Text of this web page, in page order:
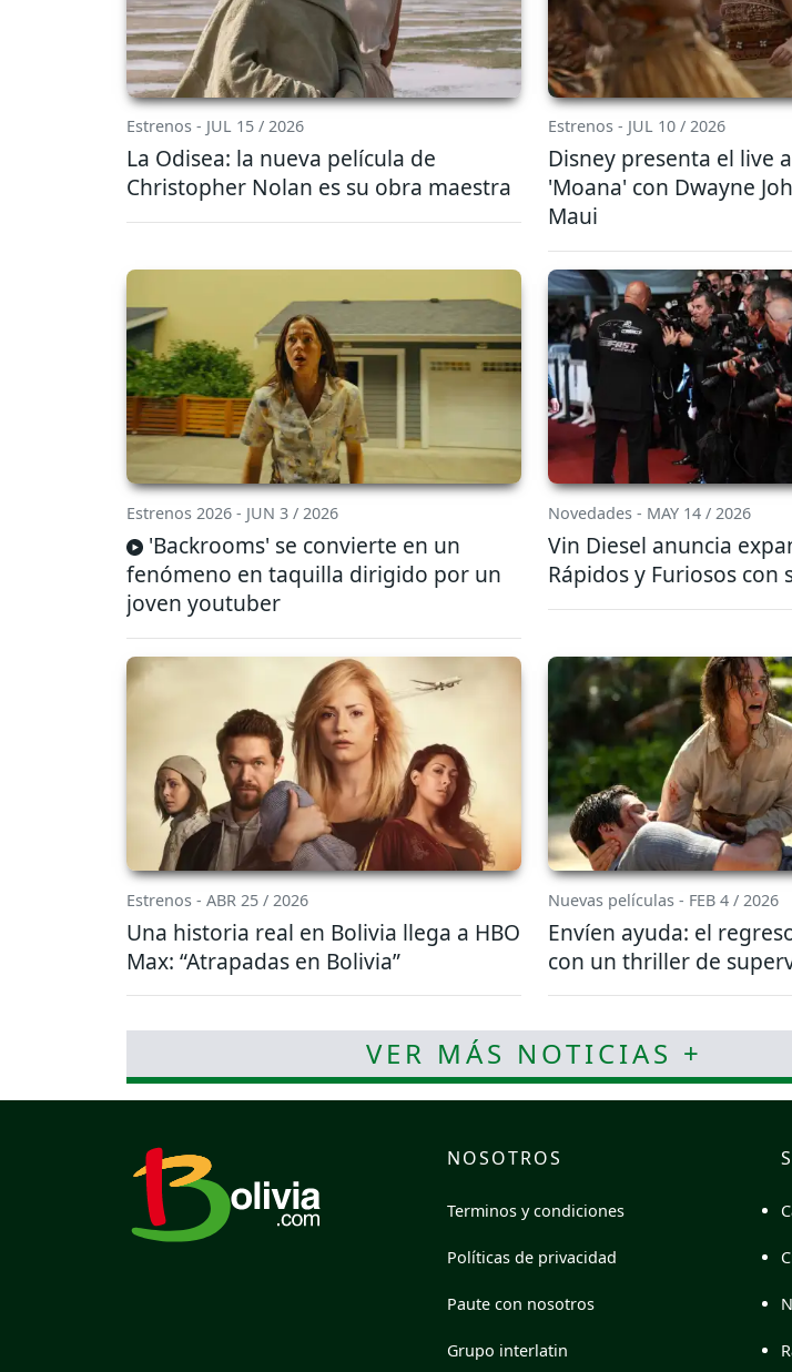
Estrenos - JUL 15 / 2026
La Odisea: la nueva película de
Christopher Nolan es su obra maestra
Estrenos - JUL 10 / 2026
Disney presenta el live
'Moana' con Dwayne
Maui
Estrenos 2026 - JUN 3 / 2026
'Backrooms' se convierte en un
fenómeno en taquilla dirigido por un
joven youtuber
Novedades - MAY 14 / 2026
Vin Diesel anuncia
Rápidos y Furiosos con
Estrenos - ABR 25 / 2026
Una historia real en Bolivia llega a HBO
Max: “Atrapadas en Bolivia”
Nuevas películas - FEB 4 / 2026
Envíen ayuda: el
con un thriller de
VER MÁS NOTICIAS +
NOSOTROS
Terminos y condiciones
Políticas de privacidad
Paute con nosotros
Grupo interlatin